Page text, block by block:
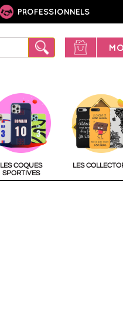
PROFESSIONNELS
LES COQUES
SPORTIVES
LES